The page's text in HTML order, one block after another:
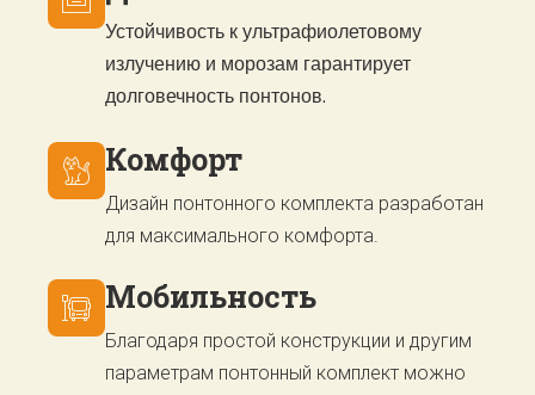
Устойчивость к ультрафиолетовому
излучению и морозам гарантирует
долговечность понтонов.
Комфорт
Дизайн понтонного комплекта разработан
для максимального комфорта.
Мобильность
Благодаря простой конструкции и другим
параметрам понтонный комплект можно